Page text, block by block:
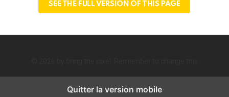
SEE THE FULL VERSION OF THIS PAGE
Quitter la version mobile